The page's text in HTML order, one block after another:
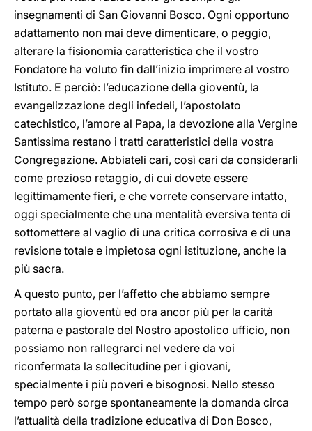
insegnamenti di San Giovanni Bosco. Ogni opportuno
adattamento non mai deve dimenticare, o peggio,
alterare la fisionomia caratteristica che il vostro
Fondatore ha voluto fin dall’inizio imprimere al vostro
Istituto. E perciò: l’educazione della gioventù, la
evangelizzazione degli infedeli, l’apostolato
catechistico, l’amore al Papa, la devozione alla Vergine
Santissima restano i tratti caratteristici della vostra
Congregazione. Abbiateli cari, così cari da considerarli
come prezioso retaggio, di cui dovete essere
legittimamente fieri, e che vorrete conservare intatto,
oggi specialmente che una mentalità eversiva tenta di
sottomettere al vaglio di una critica corrosiva e di una
revisione totale e impietosa ogni istituzione, anche la
più sacra.
A questo punto, per l’affetto che abbiamo sempre
portato alla gioventù ed ora ancor più per la carità
paterna e pastorale del Nostro apostolico ufficio, non
possiamo non rallegrarci nel vedere da voi
riconfermata la sollecitudine per i giovani,
specialmente i più poveri e bisognosi. Nello stesso
tempo però sorge spontaneamente la domanda circa
l’attualità della tradizione educativa di Don Bosco,